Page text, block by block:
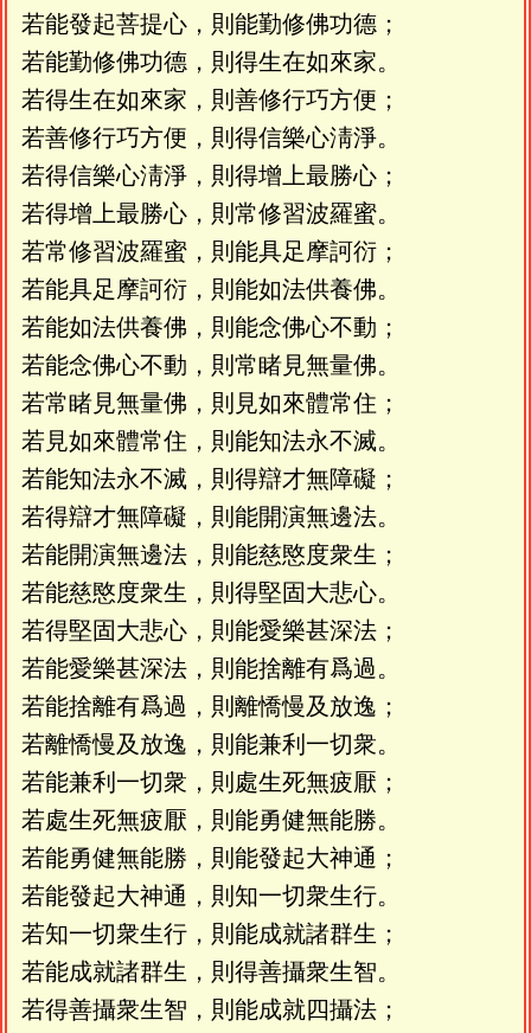
若能發起菩提心，則能勤修佛功德；
若能勤修佛功德，則得生在如來家。
若得生在如來家，則善修行巧方便；
若善修行巧方便，則得信樂心淸淨。
若得信樂心淸淨，則得增上最勝心；
若得增上最勝心，則常修習波羅蜜。
若常修習波羅蜜，則能具足摩訶衍；
若能具足摩訶衍，則能如法供養佛。
若能如法供養佛，則能念佛心不動；
若能念佛心不動，則常睹見無量佛。
若常睹見無量佛，則見如來體常住；
若見如來體常住，則能知法永不滅。
若能知法永不滅，則得辯才無障礙；
若得辯才無障礙，則能開演無邊法。
若能開演無邊法，則能慈愍度衆生；
若能慈愍度衆生，則得堅固大悲心。
若得堅固大悲心，則能愛樂甚深法；
若能愛樂甚深法，則能捨離有爲過。
若能捨離有爲過，則離憍慢及放逸；
若離憍慢及放逸，則能兼利一切衆。
若能兼利一切衆，則處生死無疲厭；
若處生死無疲厭，則能勇健無能勝。
若能勇健無能勝，則能發起大神通；
若能發起大神通，則知一切衆生行。
若知一切衆生行，則能成就諸群生；
若能成就諸群生，則得善攝衆生智。
若得善攝衆生智，則能成就四攝法；